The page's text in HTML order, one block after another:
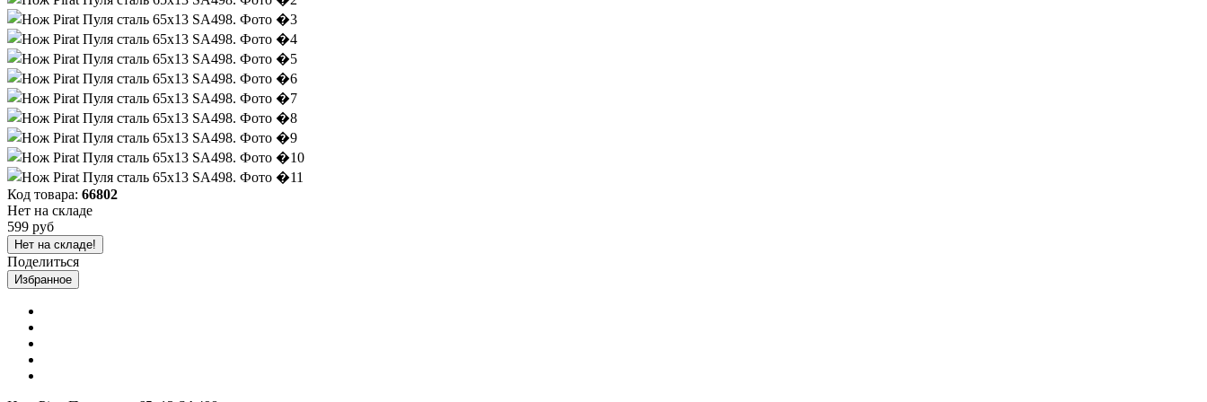
Код товара: 66802
Нет на складе
599 руб
Нет на складе!
Поделиться
Избранное